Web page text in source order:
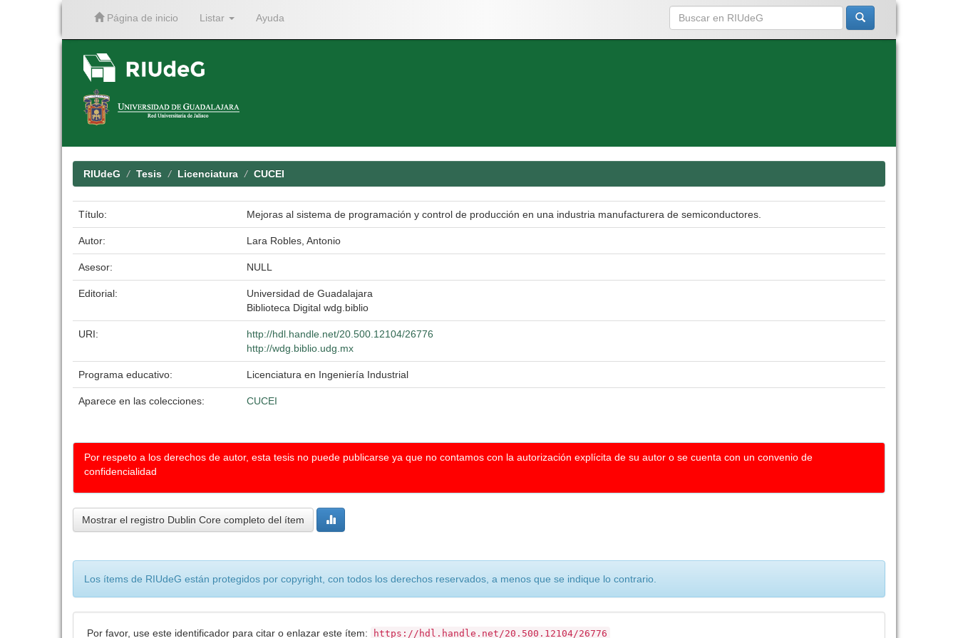
Página de inicio Listar Ayuda
RIUdeG Tesis Licenciatura CUCEI
Título: Mejoras al sistema de programación y control de producción en una industria manufacturera de semiconductores.
Autor: Lara Robles, Antonio
Asesor: NULL
Editorial:
Universidad de Guadalajara
Biblioteca Digital wdg.biblio
URI:
http://hdl.handle.net/20.500.12104/26776
http://wdg.biblio.udg.mx
Programa educativo: Licenciatura en Ingeniería Industrial
Aparece en las colecciones: CUCEI
Por respeto a los derechos de autor, esta tesis no puede publicarse ya que no contamos con la autorización explícita de su autor o se cuenta con un convenio de
confidencialidad
Mostrar el registro Dublin Core completo del ítem
Los ítems de RIUdeG están protegidos por copyright, con todos los derechos reservados, a menos que se indique lo contrario.
Por favor, use este identificador para citar o enlazar este ítem: https://hdl.handle.net/20.500.12104/26776